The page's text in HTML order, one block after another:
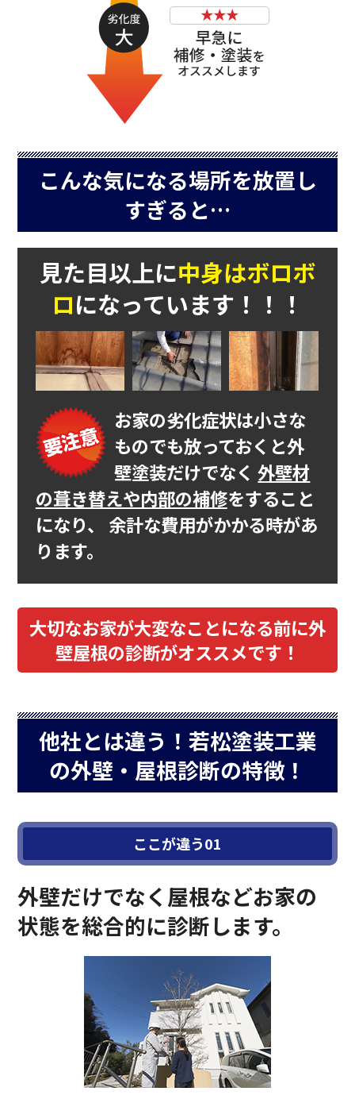
こんな気になる場所を放置し
すぎると…
見た目以上に中身はボロボ
ロになっています！！！
お家の劣化症状は小さな
ものでも放っておくと外
壁塗装だけでなく 外壁材
の葺き替えや内部の補修をすること
になり、
余計な費用がかかる時があ
ります。
大切なお家が大変なことになる前に外
壁屋根の診断がオススメです！
他社とは違う！若松塗装工業
の外壁・屋根診断の特徴！
外壁だけでなく屋根などお家の
状態を総合的に診断します。